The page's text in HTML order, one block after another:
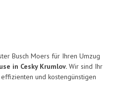
Busch Moers für Ihren Umzug
in Cesky Krumlov. Wir sind Ihr
und kostengünstigen